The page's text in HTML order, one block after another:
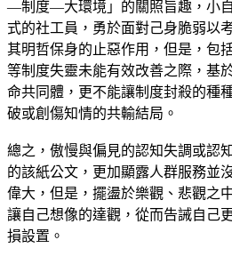
—制度—大環境」的關照旨趣，小
式的社工員，勇於面對己身脆弱以
其明哲保身的止惡作用，但是，包
等制度失靈未能有效改善之際，基
命共同體，更不能讓制度封殺的種
破或創傷知情的共輸結局。
總之，傲慢與偏見的認知失調或認
的該紙公文，更加顯露人群服務並
偉大，但是，擺盪於樂觀、悲觀之
讓自己想像的達觀，從而告誡自己
損設置。